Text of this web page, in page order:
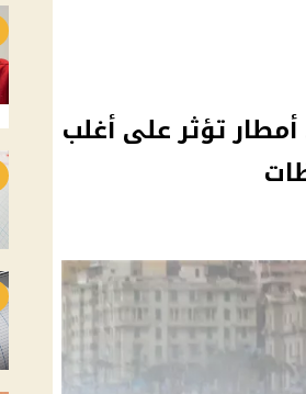
أمطار تؤثر على أغلب